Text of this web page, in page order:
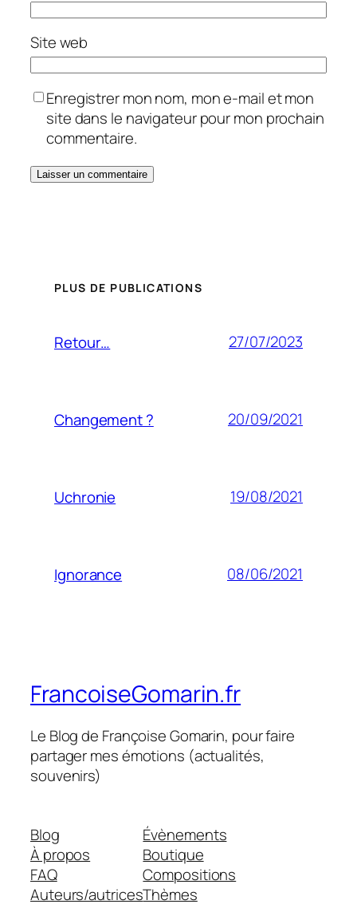
Site web
Enregistrer mon nom, mon e-mail et mon
site dans le navigateur pour mon prochain
commentaire.
PLUS DE PUBLICATIONS
Retour… 27/07/2023
Changement ? 20/09/2021
Uchronie 19/08/2021
Ignorance 08/06/2021
FrancoiseGomarin.fr
Le Blog de Françoise Gomarin, pour faire
partager mes émotions (actualités,
souvenirs)
Blog
À propos
FAQ
Auteurs/autrices
Évènements
Boutique
Compositions
Thèmes